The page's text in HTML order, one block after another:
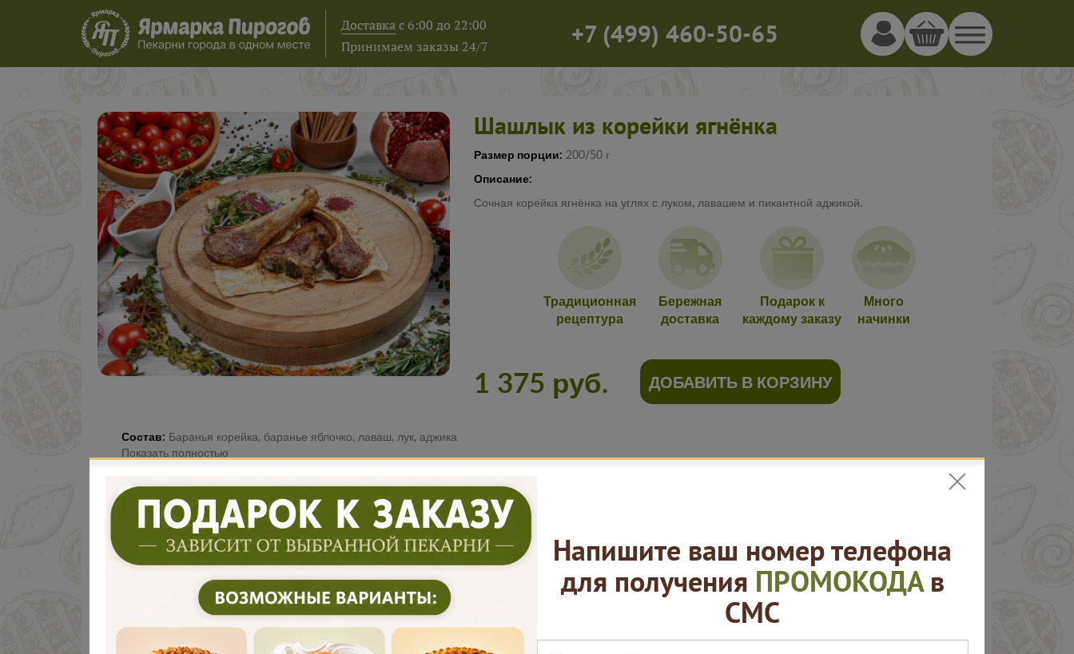
Доставкас 6:00 до 22:00
Принимаем заказы 24/7
+7(499) 460-50-65
Шашлык из корейки ягнёнка
Размер порции: 200/50 г
Описание:
Сочная корейка ягнёнка на углях с луком, лавашем и пикантной аджикой.
Традиционная
рецептура
Бережная
доставка
Подарок к
каждому заказу
Много
начинки
1 375 руб. ДОБАВИТЬ В КОРЗИНУ
Состав: Баранья корейка, баранье яблочко, лаваш, лук, аджика
Показать полностью
Нам доверяют
Русские Пироги это
Напишите ваш номер телефона
для получения ПРОМОКОДАв
СМС